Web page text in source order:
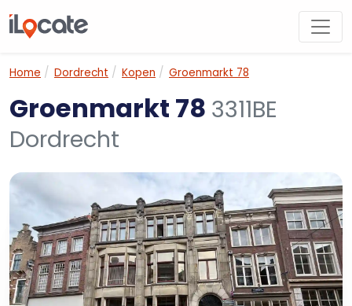
Home Dordrecht Kopen Groenmarkt 78
Groenmarkt 78 3311BE
Dordrecht